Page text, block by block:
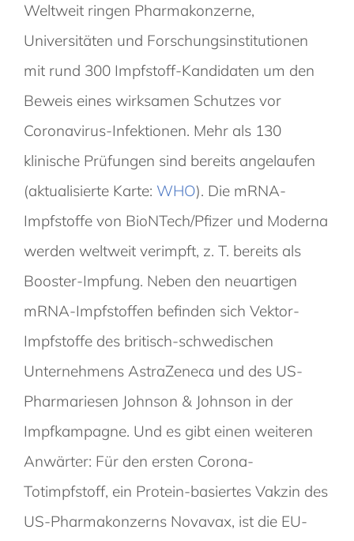
Weltweit ringen Pharmakonzerne,
Universitäten und Forschungsinstitutionen
mit rund 300 Impfstoff-Kandidaten um den
Beweis eines wirksamen Schutzes vor
Coronavirus-Infektionen. Mehr als 130
klinische Prüfungen sind bereits angelaufen
(aktualisierte Karte: WHO). Die mRNA-
Impfstoffe von BioNTech/Pfizer und Moderna
werden weltweit verimpft, z. T. bereits als
Booster-Impfung. Neben den neuartigen
mRNA-Impfstoffen befinden sich Vektor-
Impfstoffe des britisch-schwedischen
Unternehmens AstraZeneca und des US-
Pharmariesen Johnson & Johnson in der
Impfkampagne. Und es gibt einen weiteren
Anwärter: Für den ersten Corona-
Totimpfstoff, ein Protein-basiertes Vakzin des
US-Pharmakonzerns Novavax, ist die EU-